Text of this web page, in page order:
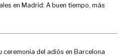
en Madrid: A buen tiempo, más
ceremonia del adiós en Barcelona